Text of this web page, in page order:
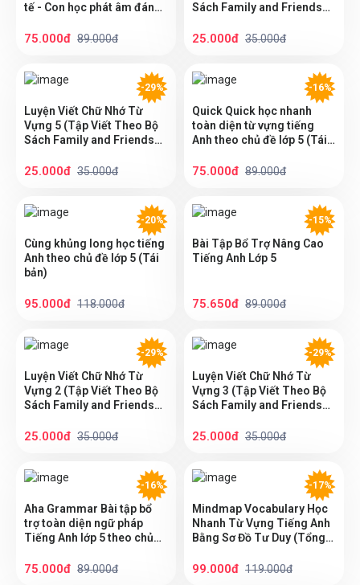
tế - Con học phát âm đánh
75.000đ 89.000đ
Sách Family and Friends
25.000đ 35.000đ
-29%
Luyện Viết Chữ Nhớ Từ
Vựng 5 (Tập Viết Theo Bộ
Sách Family and Friends
25.000đ 35.000đ
-16%
Quick Quick học nhanh
toàn diện từ vựng tiếng
Anh theo chủ đề lớp 5 (Tái
75.000đ 89.000đ
-20%
Cùng khủng long học tiếng
Anh theo chủ đề lớp 5 (Tái
bản)
95.000đ 118.000đ
-15%
Bài Tập Bổ Trợ Nâng Cao
Tiếng Anh Lớp 5
75.650đ 89.000đ
-29%
Luyện Viết Chữ Nhớ Từ
Vựng 2 (Tập Viết Theo Bộ
Sách Family and Friends
25.000đ 35.000đ
-29%
Luyện Viết Chữ Nhớ Từ
Vựng 3 (Tập Viết Theo Bộ
Sách Family and Friends
25.000đ 35.000đ
-16%
Aha Grammar Bài tập bổ
trợ toàn diện ngữ pháp
Tiếng Anh lớp 5 theo chủ
75.000đ 89.000đ
-17%
Mindmap Vocabulary Học
Nhanh Từ Vựng Tiếng Anh
Bằng Sơ Đồ Tư Duy (Tổng
chủ đề)
99.000đ 119.000đ